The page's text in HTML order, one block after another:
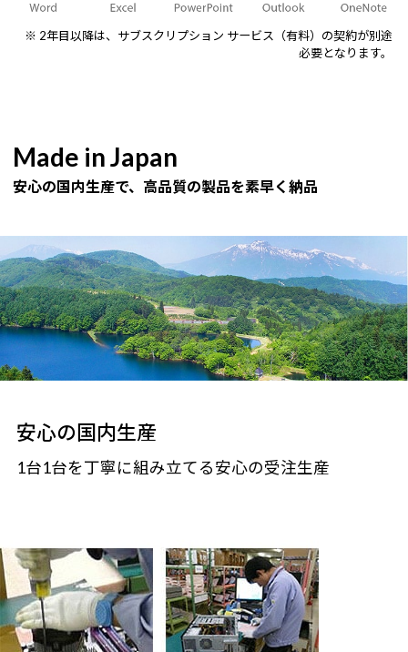
※ 2年目以降は、サブスクリプション サービス（有料）の契約が別途
必要となります。
Made in Japan
安心の国内生産で、高品質の製品を素早く納品
安心の国内生産
1台1台を丁寧に組み立てる安心の受注生産